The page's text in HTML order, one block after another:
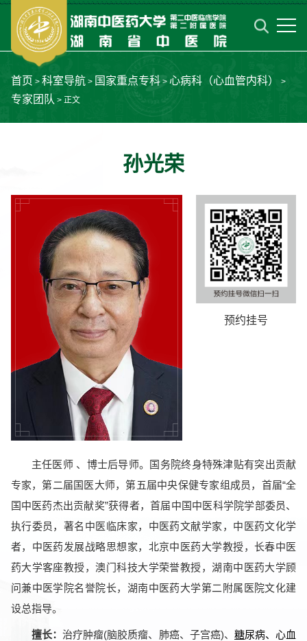
首页 > 科室导航> 国家重点专科> 心病科（心血管内科） >
专家团队 > 正文
孙光荣
预约挂号
主任医师 、博士后导师。国务院终身特殊津贴有突出贡献
专家，第二届国医大师，第五届中央保健专家组成员，首届“全
国中医药杰出贡献奖”获得者，首届中国中医科学院学部委员、
执行委员，著名中医临床家，中医药文献学家，中医药文化学
者，中医药发展战略思想家，北京中医药大学教授，长春中医
药大学客座教授，澳门科技大学荣誉教授，湖南中医药大学顾
问兼中医学院名誉院长，湖南中医药大学第二附属医院文化建
设总指导。
擅长： 治疗肿瘤(脑胶质瘤、肺癌、子宫癌)、糖尿病、心血